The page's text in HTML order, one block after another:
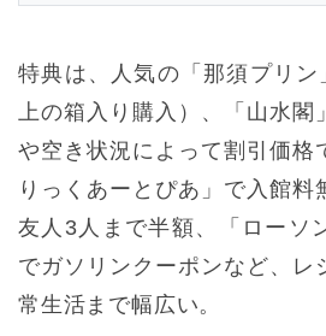
特典は、人気の「那須プリ
上の箱入り購入）、「山水
や空き状況によって割引価格
りっくあーとぴあ」で入館料
友人3人まで半額、「ローソ
でガソリンクーポンなど、レ
常生活まで幅広い。